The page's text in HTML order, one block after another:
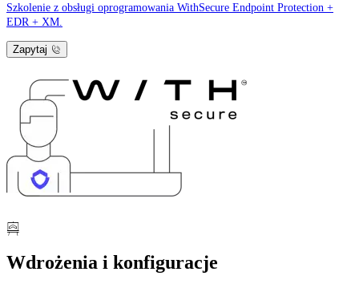
Szkolenie z obsługi oprogramowania WithSecure Endpoint Protection +
EDR + XM.
Zapytaj
Wdrożenia i konfiguracje